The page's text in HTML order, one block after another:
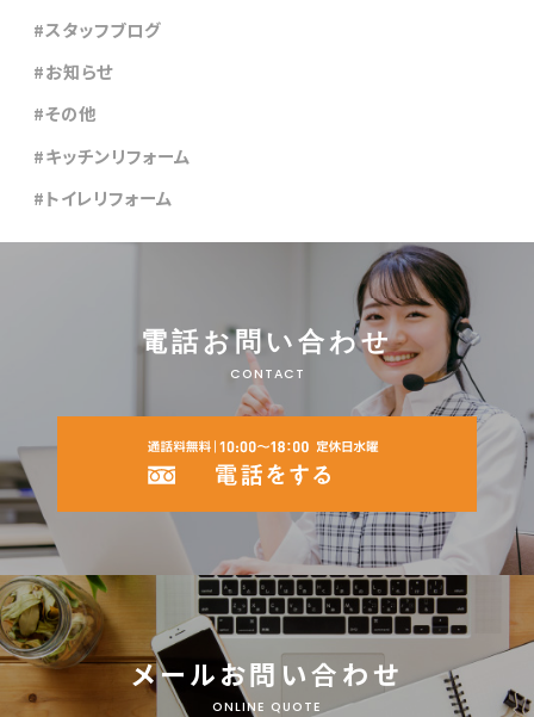
スタッフブログ
お知らせ
その他
キッチンリフォーム
トイレリフォーム
電話お問い合わせ
CONTACT
メールお問い合わせ
ONLINE QUOTE